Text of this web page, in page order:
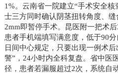
1%。云南省一院建立“手术安全
士三方同时确认阴茎扭转角度、
2mm即暂停手术。昆医附一把术
患者手机端填写满意度，低于90
日间中心规定，只要出现一例术
警”，24小时内全科复盘。省中医
径，患者若漏服超过2次，系统自